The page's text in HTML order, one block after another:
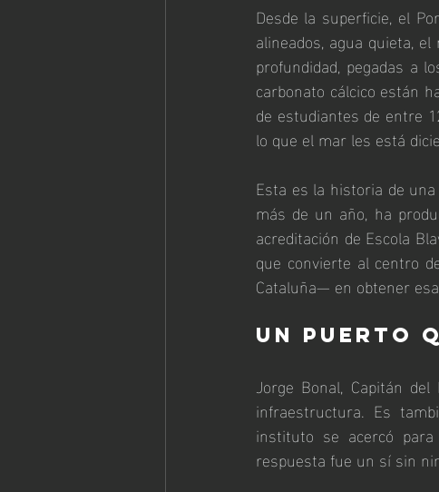
Desde la superficie, el
alineados, agua quieta,
profundidad, pegadas a
carbonato cálcico están
de estudiantes de entre
lo que el mar les está
Esta es la historia de
más de un año, ha
acreditación de Escola
que convierte al centro
Cataluña— en obtener
Un puerto
Jorge Bonal, Capitán
infraestructura. Es
instituto se acercó
respuesta fue un sí sin